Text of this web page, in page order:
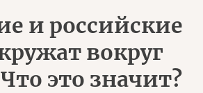
и российские
вокруг
это значит?